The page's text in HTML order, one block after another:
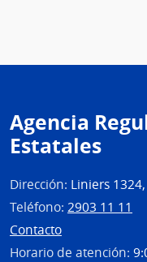
Agencia
Estatales
Dirección: Liniers
Teléfono: 2903 11 11
Contacto
Horario de atención: